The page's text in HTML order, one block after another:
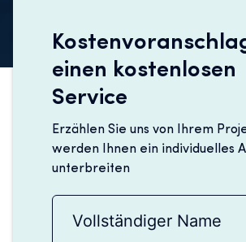
einen kostenlosen
Service
Erzählen Sie uns von Ihrem
werden Ihnen ein individuelles
unterbreiten